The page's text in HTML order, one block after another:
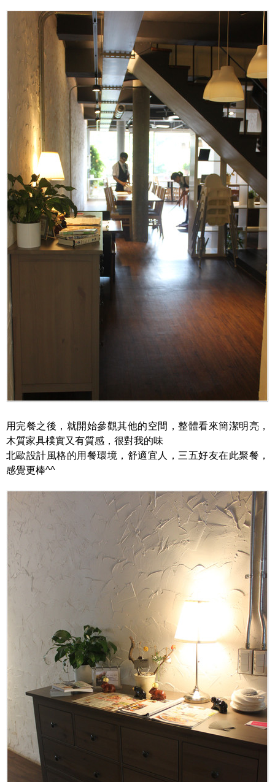
用完餐之後，就開始參觀其他的空間，整體看來簡潔明亮，
木質家具樸實又有質感，很對我的味
北歐設計風格的用餐環境，舒適宜人，三五好友在此聚餐，
感覺更棒^^